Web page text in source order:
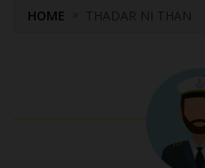
HOME THADAR NI THAN